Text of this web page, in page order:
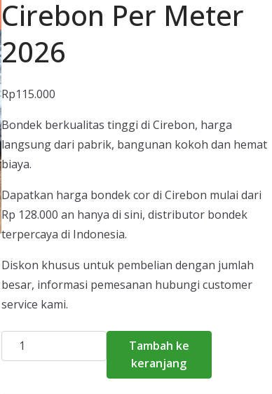
Cirebon Per Meter
2026
Rp115.000
Bondek berkualitas tinggi di Cirebon, harga
langsung dari pabrik, bangunan kokoh dan hemat
biaya.
Dapatkan harga bondek cor di Cirebon mulai dari
Rp 128.000 an hanya di sini, distributor bondek
terpercaya di Indonesia.
Diskon khusus untuk pembelian dengan jumlah
besar, informasi pemesanan hubungi customer
service kami.
Kuantitas
Harga
Tambah ke
keranjang